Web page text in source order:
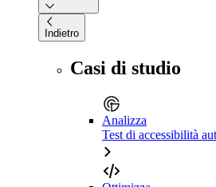
Indietro
Casi di studio
Analizza
Test di accessibilità